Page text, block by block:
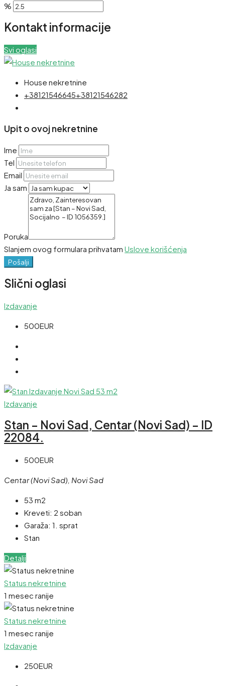
%
Kontakt informacije
Svi oglasi
House nekretnine
+38121546645+38121546282
Upit o ovoj nekretnine
Ime
Tel
Email
Ja sam
Poruka
Slanjem ovog formulara prihvatam Uslove korišćenja
Pošalji
Slični oglasi
Izdavanje
500EUR
Izdavanje
Stan – Novi Sad, Centar (Novi Sad) – ID
22084.
500EUR
Centar (Novi Sad), Novi Sad
53 m2
Kreveti: 2 soban
Garaža: 1. sprat
Stan
Detalji
Status nekretnine
1 mesec ranije
Status nekretnine
1 mesec ranije
Izdavanje
250EUR